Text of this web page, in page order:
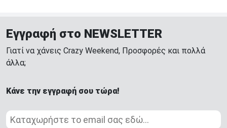
Εγγραφή στο NEWSLETTER
Γιατί να χάνεις Crazy Weekend, Προσφορές και πολλά
άλλα;
Κάνε την εγγραφή σου τώρα!